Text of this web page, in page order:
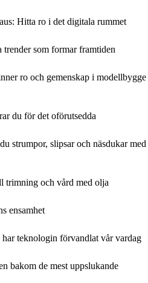
Hitta ro i det digitala rummet
som formar framtiden
ro och gemenskap i modellbygge
du för det oförutsedda
strumpor, slipsar och näsdukar med
trimning och vård med olja
ensamhet
teknologin förvandlat vår vardag
bakom de mest uppslukande